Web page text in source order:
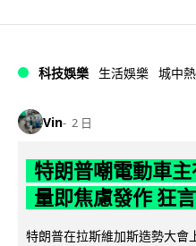
科技娛樂 生活娛樂 城中
Vin 2 日
特朗普嘲電動車
量即焦慮發作 狂
特朗普在拉斯維加斯造勢大會